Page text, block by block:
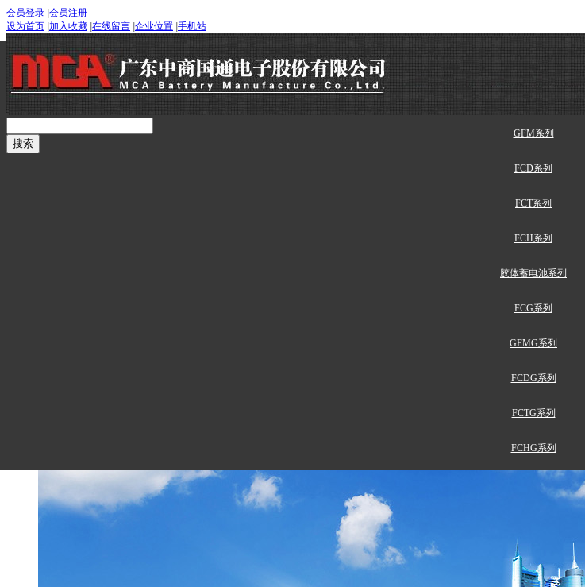
会员登录 会员注册
设为首页 加入收藏 在线留言 企业位置 手机站
铅酸蓄电池系列
FC系列
GFM系列
FCD系列
FCT系列
FCH系列
胶体蓄电池系列
FCG系列
GFMG系列
FCDG系列
FCTG系列
FCHG系列